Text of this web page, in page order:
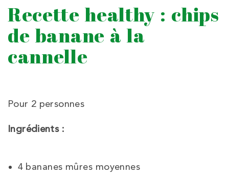
Recette healthy : chips
de banane à la
cannelle
Pour 2 personnes
Ingrédients :
4 bananes mûres moyennes